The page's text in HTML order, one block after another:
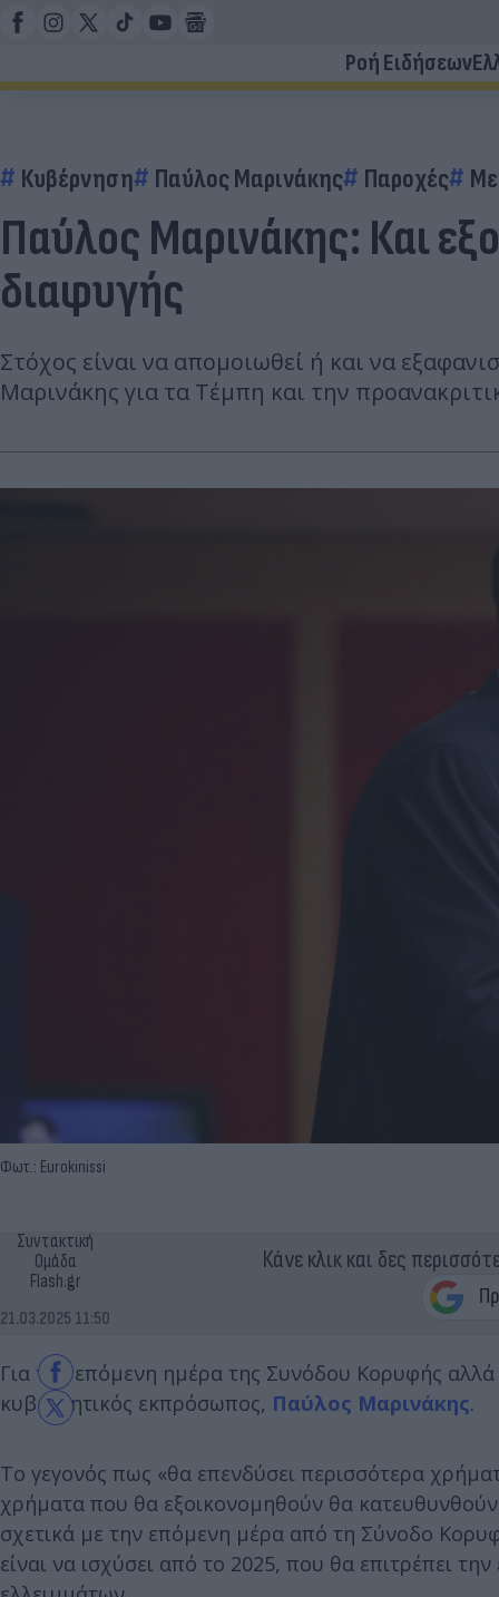
Ροή Ειδήσεων
Κυβέρνηση Παύλος Μαρινάκης Παροχές
Παύλος Μαρινάκης: Και
διαφυγής
Στόχος είναι να απομοιωθεί ή και να
Μαρινάκης για τα Τέμπη και την
Φωτ.: Eurokinissi
Συντακτική
Ομάδα
Flash.gr
21.03.2025 11:50
Κάνε κλικ και δες
Για την επόμενη ημέρα της Συνόδου Κορυφής
κυβερνητικός εκπρόσωπος, Παύλος Μαρινάκης.
Το γεγονός πως «θα επενδύσει περισσότερα
χρήματα που θα εξοικονομηθούν θα
σχετικά με την επόμενη μέρα από τη Σύνοδο
είναι να ισχύσει από το 2025, που θα επιτρέπει